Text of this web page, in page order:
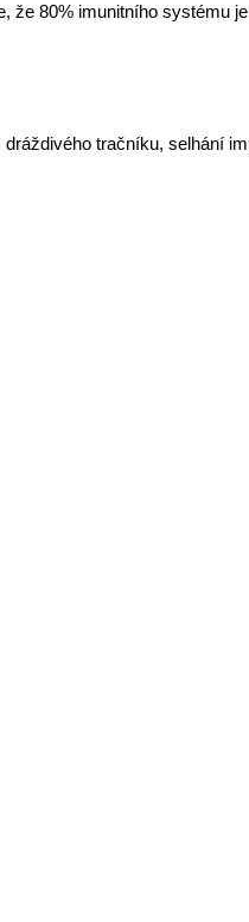
80% imunitního systému
tračníku, selhání